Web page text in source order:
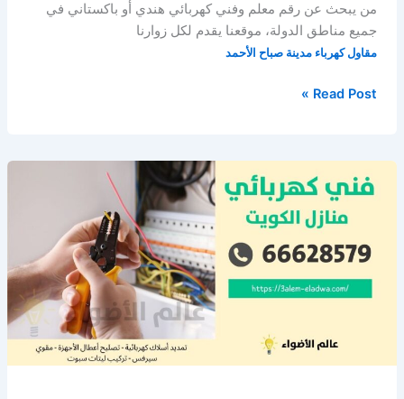
من يبحث عن رقم معلم وفني كهربائي هندي أو باكستاني في
جميع مناطق الدولة، موقعنا يقدم لكل زوارنا
مقاول كهرباء مدينة صباح الأحمد
مقاول
صباح
الأحمد
Read Post »